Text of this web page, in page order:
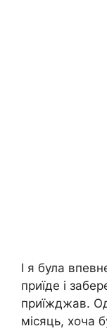
І я була
приїде і
приїжджав.
місяць, хоча